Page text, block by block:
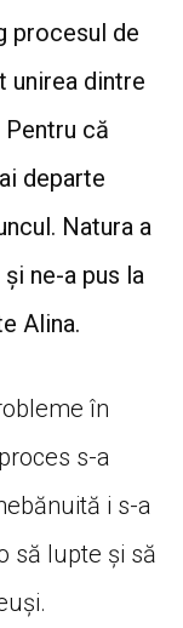
procesul de
unirea dintre
că
departe
Natura a
ne-a pus la
Alina.
în
s-a
i s-a
să lupte și să